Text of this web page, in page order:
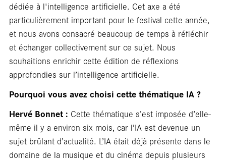
dédiée à l'intelligence artificielle. Cet axe a été
particulièrement important pour le festival cette année,
et nous avons consacré beaucoup de temps à réfléchir
et échanger collectivement sur ce sujet. Nous
souhaitions enrichir cette édition de réflexions
approfondies sur l’intelligence artificielle.
Pourquoi vous avez choisi cette thématique IA ?
Hervé Bonnet : Cette thématique s’est imposée d’elle-
même il y a environ six mois, car l’IA est devenue un
sujet brûlant d’actualité. L’IA était déjà présente dans le
domaine de la musique et du cinéma depuis plusieurs